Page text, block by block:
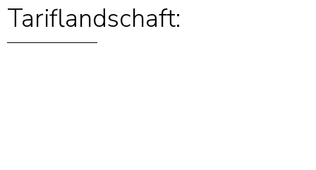
Tariflandschaft: